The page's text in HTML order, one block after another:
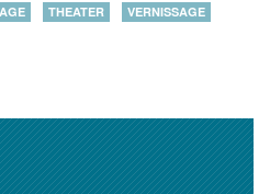
THEATER
VERNISSAGE